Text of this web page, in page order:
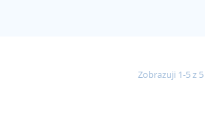
Zobrazuji 1-5 z 5